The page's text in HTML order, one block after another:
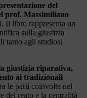
del
prof. Massimiliano
Il libro rappresenta un
sulla giustizia
tanto agli studiosi
giustizia riparativa,
ai tradizionali
le parti coinvolte nel
del reato e la centralità